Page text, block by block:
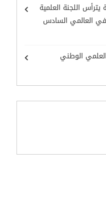
اللجنة العلمية
العالمي السادس
العلمي الوطني